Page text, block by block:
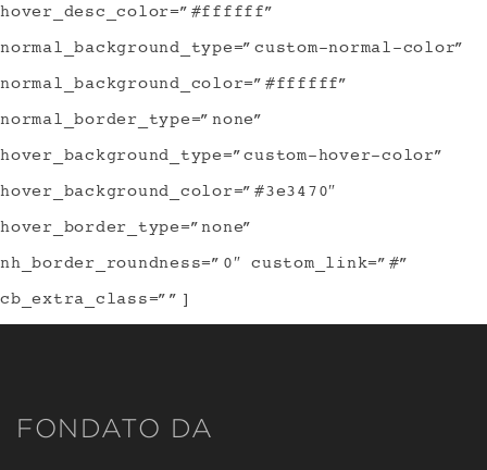
hover_desc_color=”#ffffff”
normal_background_type=”custom-normal-color”
normal_background_color=”#ffffff”
normal_border_type=”none”
hover_background_type=”custom-hover-color”
hover_background_color=”#3e3470″
hover_border_type=”none”
nh_border_roundness=”0″ custom_link=”#”
cb_extra_class=””]
FONDATO DA